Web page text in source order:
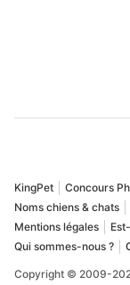
KingPet Concours
Noms chiens & chats
Mentions légales
Qui sommes-nous ?
Copyright © 2009-